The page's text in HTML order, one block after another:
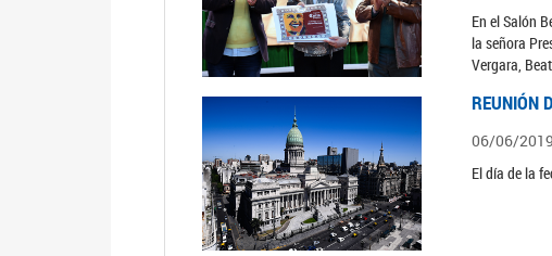
En el Salón
la señora
Vergara,
REUNIÓN
06/06/2019
El día de la